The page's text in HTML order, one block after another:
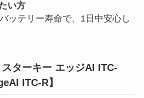
い方
ッテリー寿命で、1日中安心し
ターキー エッジAI ITC-
ITC-R】